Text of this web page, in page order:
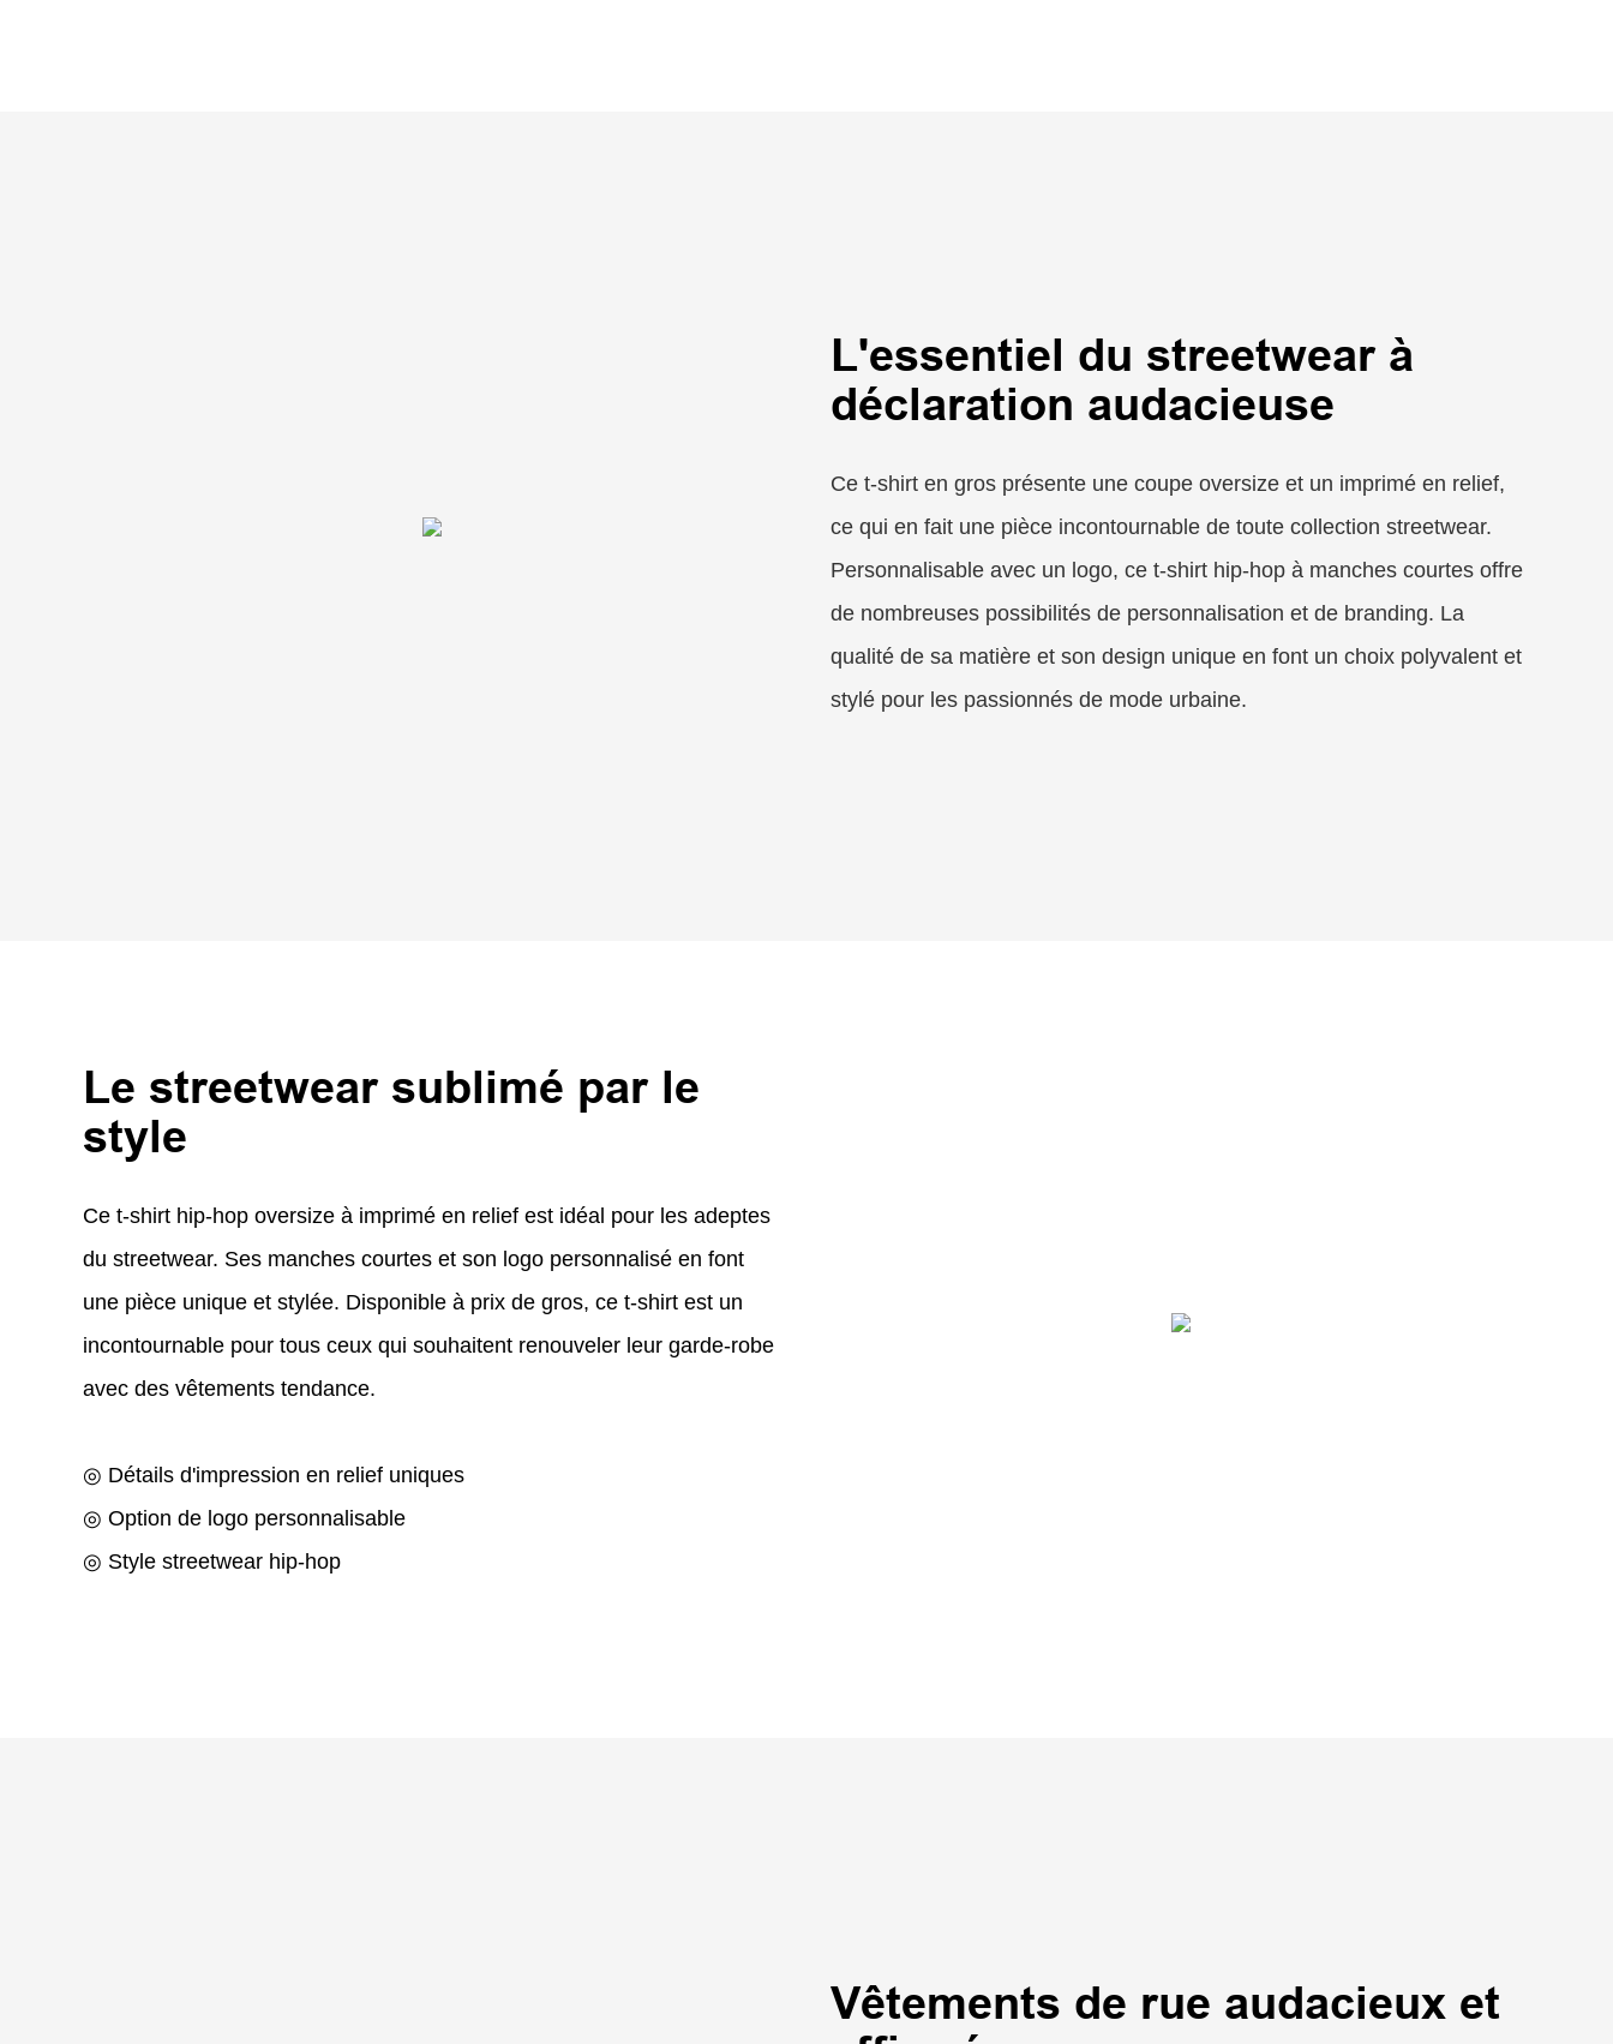
L'essentiel du streetwear à
déclaration audacieuse
Ce t-shirt en gros présente une coupe oversize et un imprimé en relief,
ce qui en fait une pièce incontournable de toute collection streetwear.
Personnalisable avec un logo, ce t-shirt hip-hop à manches courtes offre
de nombreuses possibilités de personnalisation et de branding. La
qualité de sa matière et son design unique en font un choix polyvalent et
stylé pour les passionnés de mode urbaine.
Le streetwear sublimé par le
style
Ce t-shirt hip-hop oversize à imprimé en relief est idéal pour les adeptes
du streetwear. Ses manches courtes et son logo personnalisé en font
une pièce unique et stylée. Disponible à prix de gros, ce t-shirt est un
incontournable pour tous ceux qui souhaitent renouveler leur garde-robe
avec des vêtements tendance.
◎ Détails d'impression en relief uniques
◎ Option de logo personnalisable
◎ Style streetwear hip-hop
Vêtements de rue audacieux et